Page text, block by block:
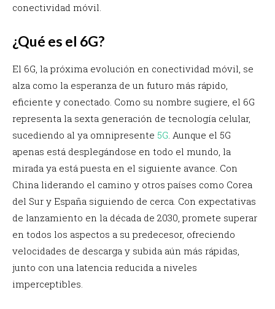
conectividad móvil.
¿Qué es el 6G?
El 6G, la próxima evolución en conectividad móvil, se
alza como la esperanza de un futuro más rápido,
eficiente y conectado. Como su nombre sugiere, el 6G
representa la sexta generación de tecnología celular,
sucediendo al ya omnipresente 5G . Aunque el 5G
apenas está desplegándose en todo el mundo, la
mirada ya está puesta en el siguiente avance. Con
China liderando el camino y otros países como Corea
del Sur y España siguiendo de cerca. Con expectativas
de lanzamiento en la década de 2030, promete superar
en todos los aspectos a su predecesor, ofreciendo
velocidades de descarga y subida aún más rápidas,
junto con una latencia reducida a niveles
imperceptibles.